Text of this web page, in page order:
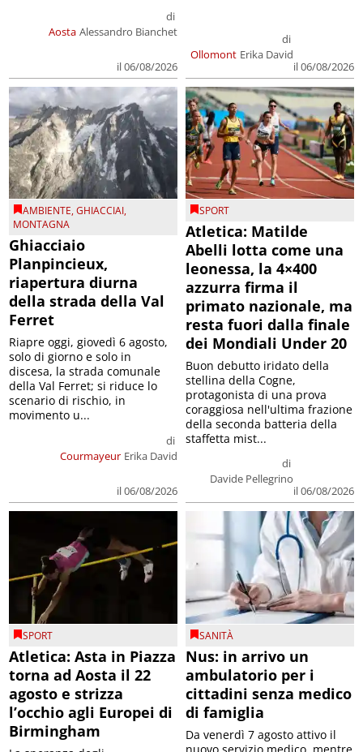
Aosta
di
Alessandro Bianchet
il 06/08/2026
Ollomont
di
Erika David
il 06/08/2026
AMBIENTE,GHIACCIAI,
MONTAGNA
Ghiacciaio
Planpincieux,
riapertura diurna
della strada della Val
Ferret
Courmayeur
di
Erika David
il 06/08/2026
Riapre oggi, giovedì 6 agosto,
solo di giorno e solo in
discesa, la strada comunale
della Val Ferret; si riduce lo
scenario di rischio, in
movimento u...
SPORT
Atletica: Matilde
Abelli lotta come una
leonessa, la 4×400
azzurra firma il
primato nazionale, ma
resta fuori dalla finale
dei Mondiali Under 20
di
Davide Pellegrino
il 06/08/2026
Buon debutto iridato della
stellina della Cogne,
protagonista di una prova
coraggiosa nell'ultima frazione
della seconda batteria della
staffetta mist...
SPORT
Atletica: Asta in Piazza
torna ad Aosta il 22
agosto e strizza
l’occhio agli Europei di
Birmingham
SANITÀ
Nus: in arrivo un
ambulatorio per i
cittadini senza medico
di famiglia
Da venerdì 7 agosto attivo il
nuovo servizio medico, mentre